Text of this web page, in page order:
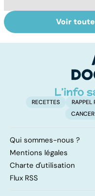
Troubles de la
vue : et si c'était
Voir
RECETTES RAPPEL
CANCER
Qui sommes-nous ?
Mentions légales
Charte d'utilisation
Flux RSS